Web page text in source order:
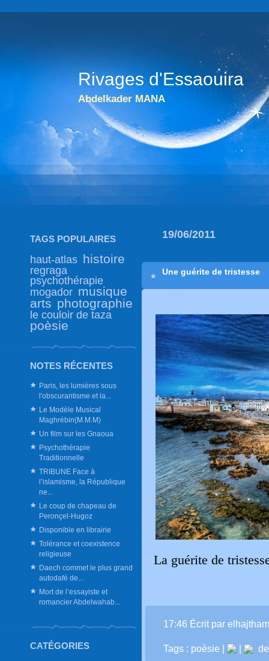
Rivages d'Essaouira
Abdelkader MANA
TAGS POPULAIRES
haut-atlas histoire
regraga
psychothérapie
mogador musique
arts photographie
le couloir de taza
poèsie
NOTES RÉCENTES
Paris, les lumières sous
l'obscurantisme et la...
Le Modèle Musical
Maghrébin(M.M.M)
Un film sur les Gnaoua
Psychothérapie
Traditionnelle
TRIBUNE Face à
l’islamisme, la République
ne...
Le coup de chapeau de
Peronçel-Hugoz
Disponible en librairie
Tolérance et coexistence
religieuse
Daech commet le plus grand
autodafé de...
Mort de l’essayiste et
romancier Abdelwahab...
CATÉGORIES
19/06/2011
Une guérite de tristesse
La guérite de
17:46 Écrit par
Tags : poèsie